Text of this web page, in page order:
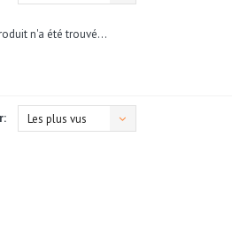
n'a été trouvé...
Les plus vus